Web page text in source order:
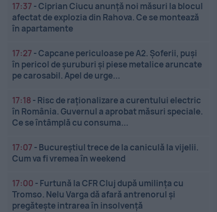
17:37 -Ciprian Ciucu anunță noi măsuri la blocul
afectat de explozia din Rahova. Ce se montează
în apartamente
17:27 -Capcane periculoase pe A2. Șoferii, puși
în pericol de șuruburi și piese metalice aruncate
pe carosabil. Apel de urge...
17:18 - Risc de raționalizare a curentului electric
în România. Guvernul a aprobat măsuri speciale.
Ce se întâmplă cu consuma...
17:07 - Bucureștiul trece de la caniculă la vijelii.
Cum va fi vremea în weekend
17:00 - Furtună la CFR Cluj după umilința cu
Tromso. Nelu Varga dă afară antrenorul și
pregătește intrarea în insolvență